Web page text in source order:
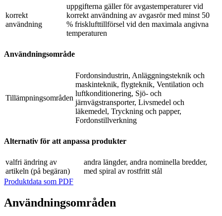
korrekt
användning
uppgifterna gäller för avgastemperaturer vid
korrekt användning av avgasrör med minst 50
% frisklufttillförsel vid den maximala angivna
temperaturen
Användningsområde
Tillämpningsområden
Fordonsindustrin, Anläggningsteknik och
maskinteknik, flygteknik, Ventilation och
luftkonditionering, Sjö- och
järnvägstransporter, Livsmedel och
läkemedel, Tryckning och papper,
Fordonstillverkning
Alternativ för att anpassa produkter
valfri ändring av
artikeln (på begäran)
andra längder, andra nominella bredder,
med spiral av rostfritt stål
Produktdata som PDF
Användningsområden